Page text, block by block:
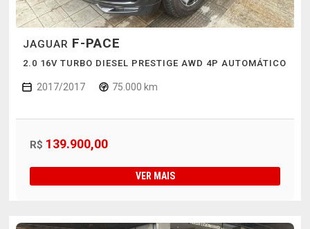
JAGUAR F-PACE
2.0 16V TURBO DIESEL PRESTIGE AWD 4P AUTOMÁTICO
2017/2017 75.000 km
R$ 139.900,00
VER MAIS